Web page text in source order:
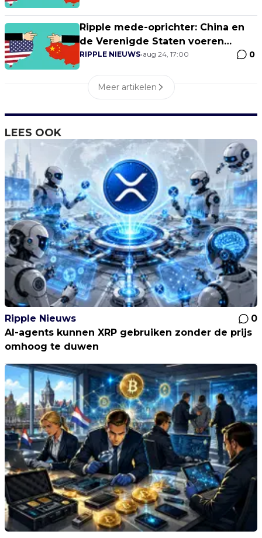
Ripple mede-oprichter: China en
de Verenigde Staten voeren
momenteel een technologische
RIPPLE NIEUWS•aug 24, 17:00 0
Meer artikelen
LEES OOK
Ripple Nieuws
0
AI-agents kunnen XRP gebruiken zonder de prijs
omhoog te duwen